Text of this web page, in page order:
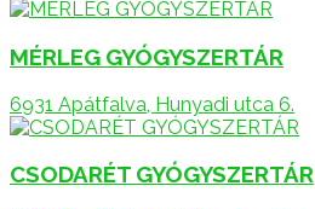
MÉRLEG GYÓGYSZERTÁR
6931 Apátfalva, Hunyadi utca 6.
CSODARÉT GYÓGYSZERTÁR